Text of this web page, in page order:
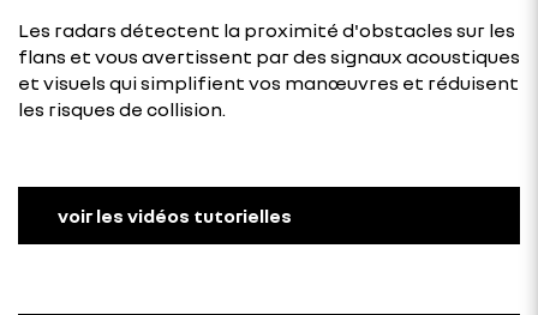
Les radars détectent la proximité d'obstacles sur les
flans et vous avertissent par des signaux acoustiques
et visuels qui simplifient vos manœuvres et réduisent
les risques de collision.
voir les vidéos tutorielles